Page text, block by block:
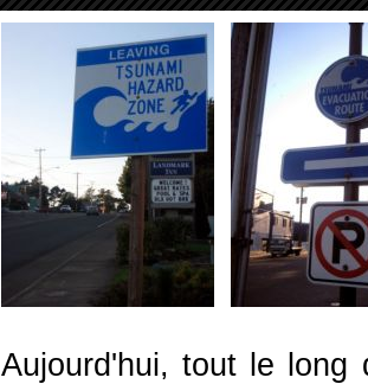
Aujourd'hui, tout le